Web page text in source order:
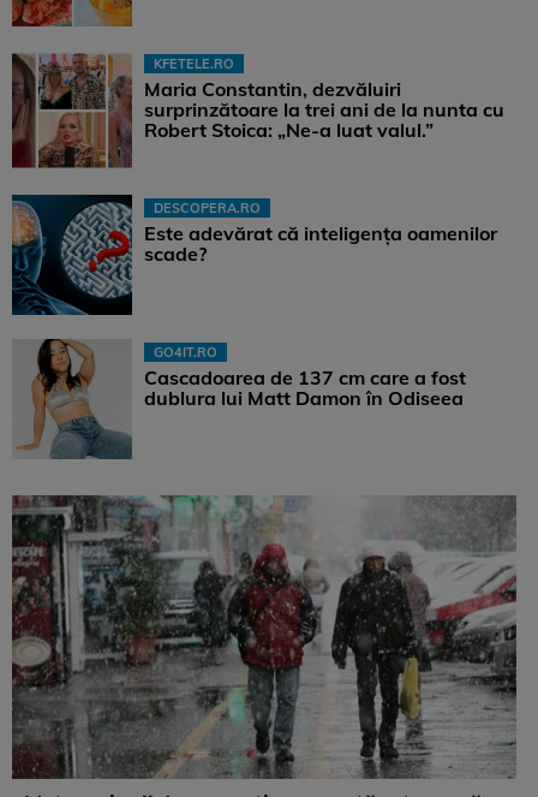
KFETELE.RO
Maria Constantin, dezvăluiri
surprinzătoare la trei ani de la nunta cu
Robert Stoica: „Ne-a luat valul.”
DESCOPERA.RO
Este adevărat că inteligența oamenilor
scade?
GO4IT.RO
Cascadoarea de 137 cm care a fost
dublura lui Matt Damon în Odiseea